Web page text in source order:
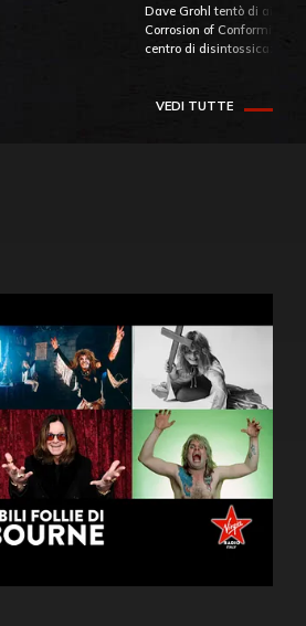
Dave Grohl tentò di
Corrosion of Conformity
centro di
VEDI TUTTE